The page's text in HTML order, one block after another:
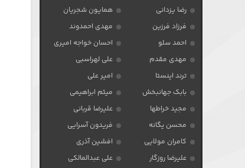
رضا یزدانی
همایون شجریان
فرزاد فرزین
مهدی احمدوند
احمد سلو
احسان خواجه امیری
مهدی مقدم
علی لهراسبی
ترند اینستا
امیر علی
بابک جهانبخش
میثم ابراهیمی
مجید خراطها
علیرضا قربانی
محسن یگانه
فریدون آسرایی
کامران مولایی
افشین آذری
علیرضا روزگار
علی عبدالمالکی